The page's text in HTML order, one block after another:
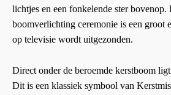
lichtjes en een fonkelende ster
boomverlichting ceremonie is een groot
op televisie wordt uitgezonden.
Direct onder de beroemde kerstboom
Dit is een klassiek symbool van